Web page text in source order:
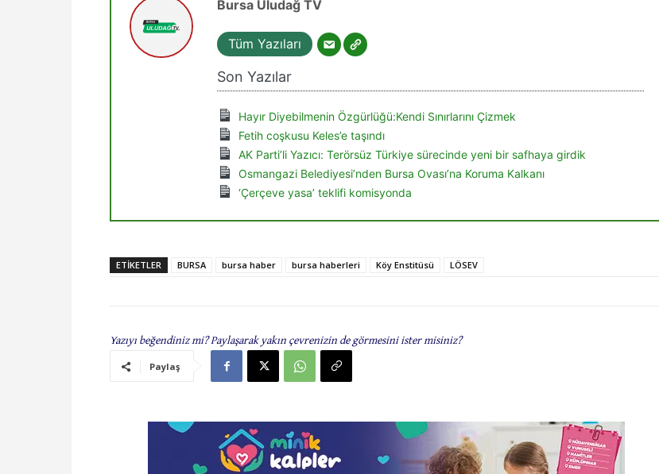
Bursa Uludağ TV
Tüm Yazıları
Son Yazılar
Hayır Diyebilmenin Özgürlüğü:Kendi Sınırlarını Çizmek
Fetih coşkusu Keles’e taşındı
AK Parti’li Yazıcı: Terörsüz Türkiye sürecinde yeni bir safhaya girdik
Osmangazi Belediyesi’nden Bursa Ovası’na Koruma Kalkanı
‘Çerçeve yasa’ teklifi komisyonda
ETIKETLER BURSA bursa haber bursa haberleri Köy Enstitüsü LÖSEV
Yazıyı beğendiniz mi? Paylaşarak yakın çevrenizin de görmesini ister misiniz?
Paylaş